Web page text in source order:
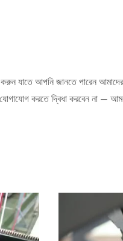
যাতে আপনি জানতে পারেন
করতে দ্বিধা করবেন না —